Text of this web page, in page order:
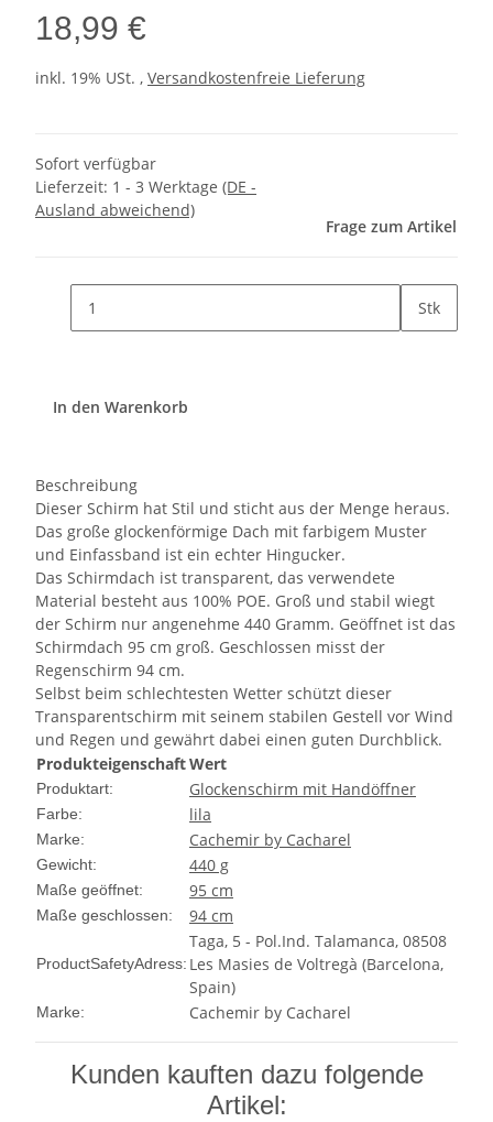
18,99 €
inkl. 19% USt. , Versandkostenfreie Lieferung
Sofort verfügbar
Lieferzeit: 1 - 3 Werktage (DE -
Ausland abweichend)
Frage zum Artikel
Stk
In den Warenkorb
Beschreibung
Dieser Schirm hat Stil und sticht aus der Menge heraus.
Das große glockenförmige Dach mit farbigem Muster
und Einfassband ist ein echter Hingucker.
Das Schirmdach ist transparent, das verwendete
Material besteht aus 100% POE. Groß und stabil wiegt
der Schirm nur angenehme 440 Gramm. Geöffnet ist das
Schirmdach 95 cm groß. Geschlossen misst der
Regenschirm 94 cm.
Selbst beim schlechtesten Wetter schützt dieser
Transparentschirm mit seinem stabilen Gestell vor Wind
und Regen und gewährt dabei einen guten Durchblick.
ProdukteigenschaftWert
Produktart: Glockenschirm mit Handöffner
Farbe: lila
Marke: Cachemir by Cacharel
Gewicht: 440 g
Maße geöffnet: 95 cm
Maße geschlossen: 94 cm
ProductSafetyAdress:
Taga, 5 - Pol.Ind. Talamanca, 08508
Les Masies de Voltregà (Barcelona,
Spain)
Marke: Cachemir by Cacharel
Kunden kauften dazu folgende
Artikel: